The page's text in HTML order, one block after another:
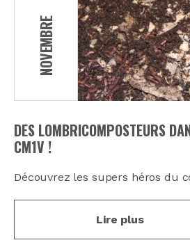
NOVEMBRE
DES LOMBRICOMPOSTEURS
CM1V !
Découvrez les supers héros du
Lire plus